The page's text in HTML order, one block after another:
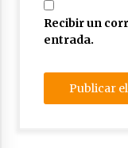
Recibir un
entrada.